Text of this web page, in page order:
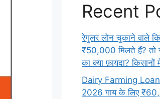
Recent
रेगुलर लोन चुकाने वाले
₹50,000 मिलते हैं? तो
का क्या फ़ायदा? किसानों
Dairy Farming
2026 गाय के लिए